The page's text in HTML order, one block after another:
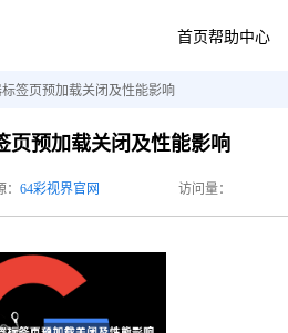
首页帮助中心
标签页预加载关闭及性能影响
页预加载关闭及性能影响
64彩视界官网 访问量：